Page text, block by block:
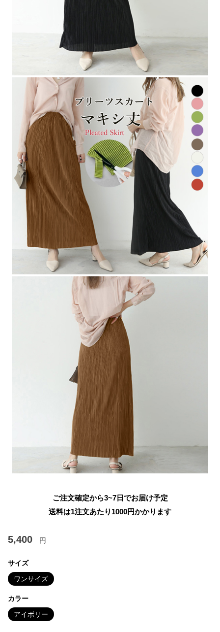
ご注文確定から3~7日でお届け予定
送料は1注文あたり 1000円かかります
5,400 円
サイズ
ワンサイズ
カラー
アイボリー